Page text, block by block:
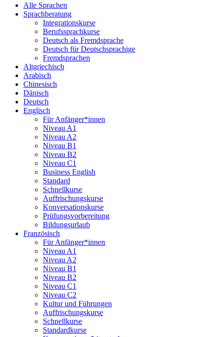
Alle Sprachen
Sprachberatung
Integrationskurse
Berufssprachkurse
Deutsch als Fremdsprache
Deutsch für Deutschsprachige
Fremdsprachen
Altgriechisch
Arabisch
Chinesisch
Dänisch
Deutsch
Englisch
Für Anfänger*innen
Niveau A1
Niveau A2
Niveau B1
Niveau B2
Niveau C1
Business English
Standard
Schnellkurse
Auffrischungskurse
Konversationskurse
Prüfungsvorbereitung
Bildungsurlaub
Französisch
Für Anfänger*innen
Niveau A1
Niveau A2
Niveau B1
Niveau B2
Niveau C1
Niveau C2
Kultur und Führungen
Auffrischungskurse
Schnellkurse
Standardkurse